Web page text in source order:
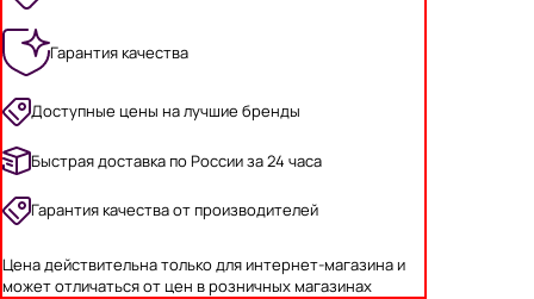
Гарантия качества
Доступные цены на лучшие бренды
Быстрая доставка по России за 24 часа
Гарантия качества от производителей
Цена действительна только для интернет-магазина и
может отличаться от цен в розничных магазинах